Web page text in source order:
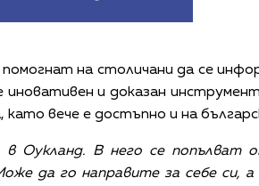
на столичани да се
иновативен и доказан
вече е достъпно и на
Оукланд. В него се попълват
да го направите за себе си, а